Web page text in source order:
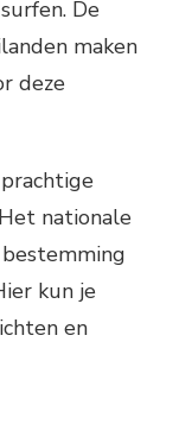
De
maken
deze
nationale
kun je
en